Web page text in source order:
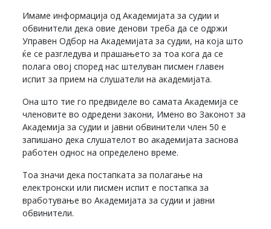
Имаме информација од Академијата за судии и
обвинители дека овие денови треба да се одржи
Управен Одбор на Академијата за судии, на која што
ќе се разгледува и прашањето за тоа кога да се
полага овој според нас штелуван писмен главен
испит за прием на слушатели на академијата.
Она што тие го предвиделе во самата Академија се
членовите во одредени закони, Имено во Законот за
Академија за судии и јавни обвинители член 50 е
запишано дека слушателот во академијата заснова
работен однос на определено време.
Тоа значи дека постапката за полагање на
електронски или писмен испит е постапка за
вработување во Академијата за судии и јавни
обвинители.